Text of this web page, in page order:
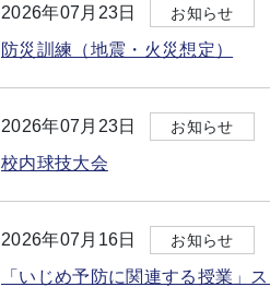
2026年07月23日 お知らせ
防災訓練（地震・火災想定）
2026年07月23日 お知らせ
校内球技大会
2026年07月16日 お知らせ
「いじめ予防に関連する授業」